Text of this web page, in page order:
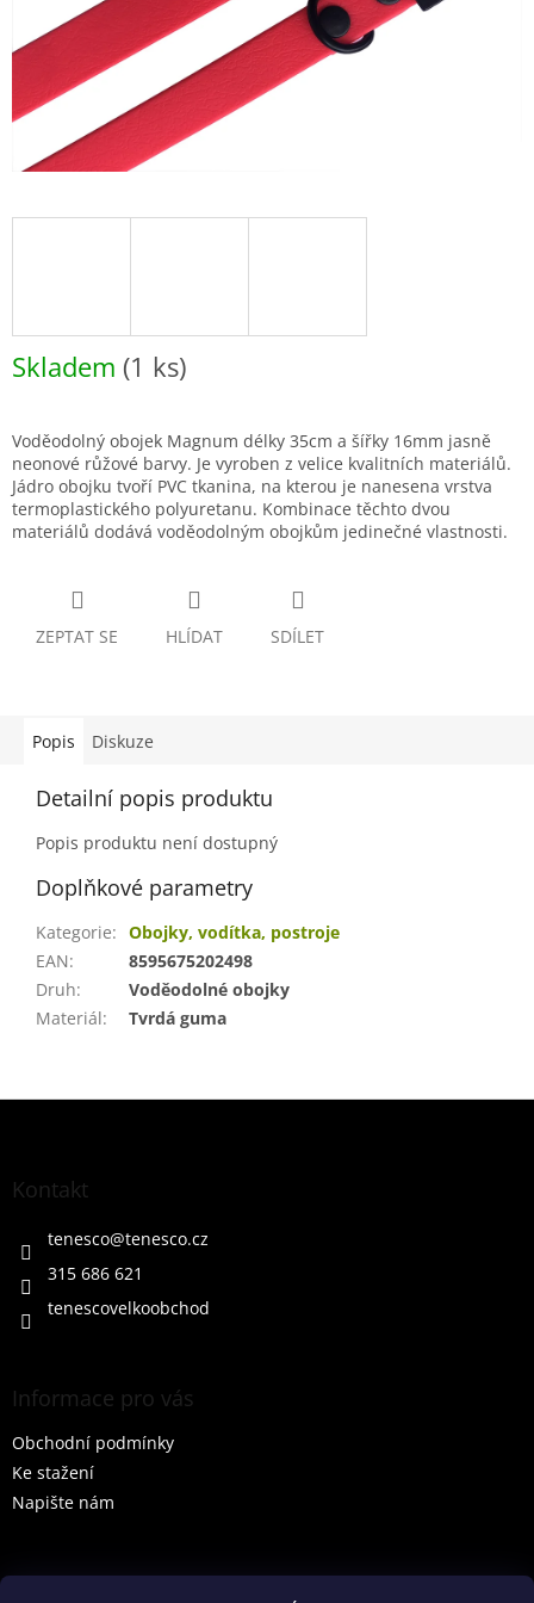
Skladem (1 ks)
Voděodolný obojek Magnum délky 35cm a šířky 16mm jasně
neonové růžové barvy. Je vyroben z velice kvalitních materiálů.
Jádro obojku tvoří PVC tkanina, na kterou je nanesena vrstva
termoplastického polyuretanu. Kombinace těchto dvou
materiálů dodává voděodolným obojkům jedinečné vlastnosti.
ZEPTAT SE HLÍDAT SDÍLET
Popis Diskuze
Detailní popis produktu
Popis produktu není dostupný
Doplňkové parametry
Kategorie: Obojky, vodítka, postroje
EAN:
8595675202498
Druh:
Voděodolné obojky
Materiál: Tvrdá guma
Z
Kontakt
tenesco@tenesco.cz
315 686 621
tenescovelkoobchod
Informace pro vás
Obchodní podmínky
Ke stažení
Napište nám